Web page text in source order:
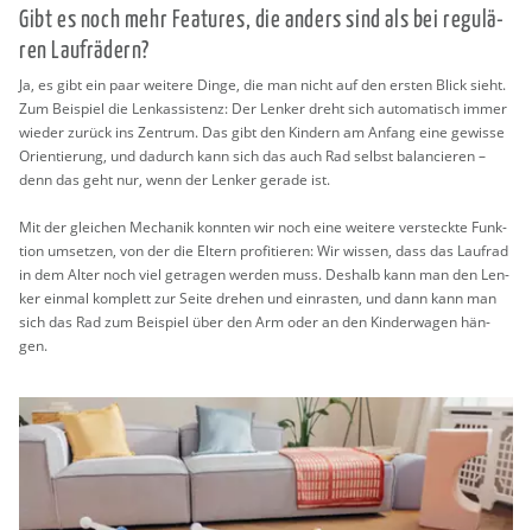
Gibt es noch mehr Fea­tures, die an­ders sind als bei re­gu­lä­
ren Lauf­rä­dern?
Ja, es gibt ein paar wei­te­re Dinge, die man nicht auf den ers­ten Blick sieht.
Zum Bei­spiel die Len­k­as­sis­tenz: Der Len­ker dreht sich au­to­ma­tisch immer
wie­der zu­rück ins Zen­trum. Das gibt den Kin­dern am An­fang eine ge­wis­se
Ori­en­tie­rung, und da­durch kann sich das auch Rad selbst ba­lan­cie­ren –
denn das geht nur, wenn der Len­ker ge­ra­de ist.
Mit der glei­chen Me­cha­nik konn­ten wir noch eine wei­te­re ver­steck­te Funk­
ti­on um­set­zen, von der die El­tern pro­fi­tie­ren: Wir wis­sen, dass das Lauf­rad
in dem Alter noch viel ge­tra­gen wer­den muss. Des­halb kann man den Len­
ker ein­mal kom­plett zur Seite dre­hen und ein­ras­ten, und dann kann man
sich das Rad zum Bei­spiel über den Arm oder an den Kin­der­wa­gen hän­
gen.